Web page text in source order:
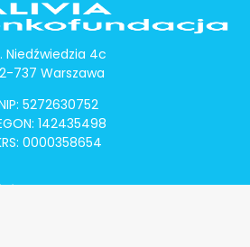
Niedźwiedzia 4c
737 Warszawa
5272630752
142435498
0000358654
Onkomapa